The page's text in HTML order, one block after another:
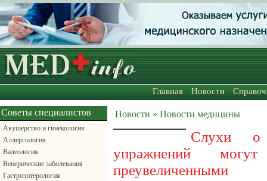
Главная Новости
Советы специалистов
Акушерство и гинекология
Аллергология
Валеология
Венерические заболевания
Гастроэнтерология
Новости » Новости медицины
Слухи о
упражнений
преувеличенными